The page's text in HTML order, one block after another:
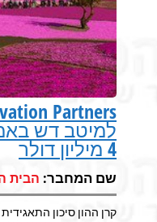
למיטב דש
4 מיליון דולר
שם המחבר: הבית